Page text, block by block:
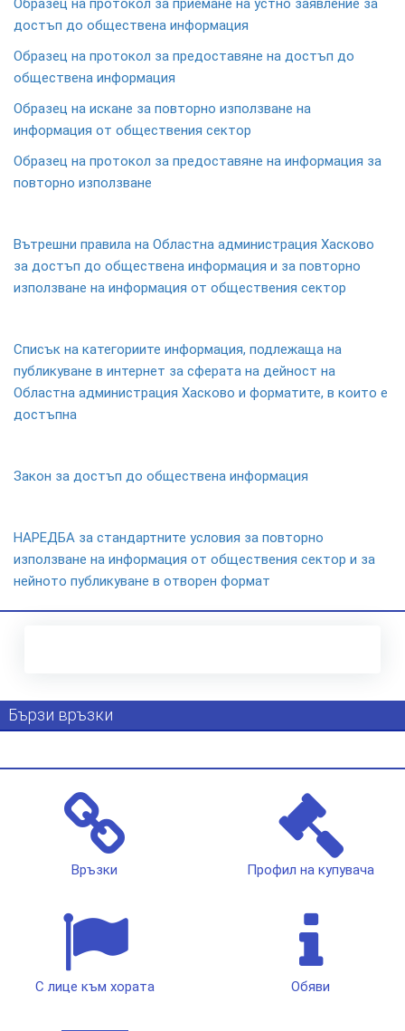
Образец на протокол за приемане на устно заявление за
достъп до обществена информация
Образец на протокол за предоставяне на достъп до
обществена информация
Образец на искане за повторно използване на
информация от обществения сектор
Образец на протокол за предоставяне на информация за
повторно използване
Вътрешни правила на Областна администрация Хасково
за достъп до обществена информация и за повторно
използване на информация от обществения сектор
Списък на категориите информация, подлежаща на
публикуване в интернет за сферата на дейност на
Областна администрация Хасково и форматите, в които е
достъпна
Закон за достъп до обществена информация
НАРЕДБА за стандартните условия за повторно
използване на информация от обществения сектор и за
нейното публикуване в отворен формат
Бързи връзки
Връзки Профил на купувача
С лице към хората Обяви